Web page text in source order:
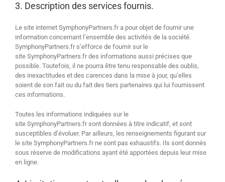
3. Description des services fournis.
Le site internet SymphonyPartners.fr a pour objet de fournir une
information concernant l’ensemble des activités de la société.
SymphonyPartners.fr s’efforce de fournir sur le
site SymphonyPartners.fr des informations aussi précises que
possible. Toutefois, il ne pourra être tenu responsable des oublis,
des inexactitudes et des carences dans la mise à jour, qu’elles
soient de son fait ou du fait des tiers partenaires qui lui fournissent
ces informations.
Toutes les informations indiquées sur le
site SymphonyPartners.fr sont données à titre indicatif, et sont
susceptibles d’évoluer. Par ailleurs, les renseignements figurant sur
le site SymphonyPartners.fr ne sont pas exhaustifs. Ils sont donnés
sous réserve de modifications ayant été apportées depuis leur mise
en ligne.